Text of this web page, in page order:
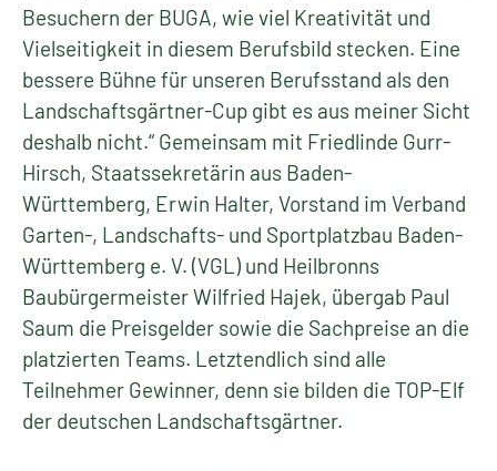
Besuchern der BUGA, wie viel Kreativität und
Vielseitigkeit in diesem Berufsbild stecken. Eine
bessere Bühne für unseren Berufsstand als den
Landschaftsgärtner-Cup gibt es aus meiner Sicht
deshalb nicht.“ Gemeinsam mit Friedlinde Gurr-
Hirsch, Staatssekretärin aus Baden-
Württemberg, Erwin Halter, Vorstand im Verband
Garten-, Landschafts- und Sportplatzbau Baden-
Württemberg e. V. (VGL) und Heilbronns
Baubürgermeister Wilfried Hajek, übergab Paul
Saum die Preisgelder sowie die Sachpreise an die
platzierten Teams. Letztendlich sind alle
Teilnehmer Gewinner, denn sie bilden die TOP-Elf
der deutschen Landschaftsgärtner.